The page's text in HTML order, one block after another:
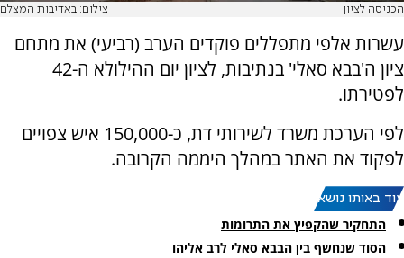
הכניסה לציון צילום: באדיבות המצלם
עשרות אלפי מתפללים פוקדים הערב (רביעי) את מתחם
ציון ה'בבא סאלי' בנתיבות, לציון יום ההילולא ה-42
לפטירתו.
לפי הערכת משרד לשירותי דת, כ-150,000 איש צפויים
לפקוד את האתר במהלך היממה הקרובה.
עוד באותו נושא:
התחקיר שהקפיץ את התרומות
הסוד שנחשף בין הבבא סאלי לרב אליהו